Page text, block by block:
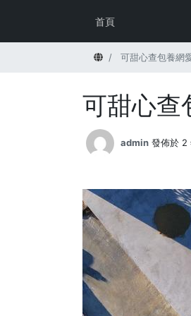
首頁
首頁 可甜心查包養網
可甜心查
admin 發佈於 2